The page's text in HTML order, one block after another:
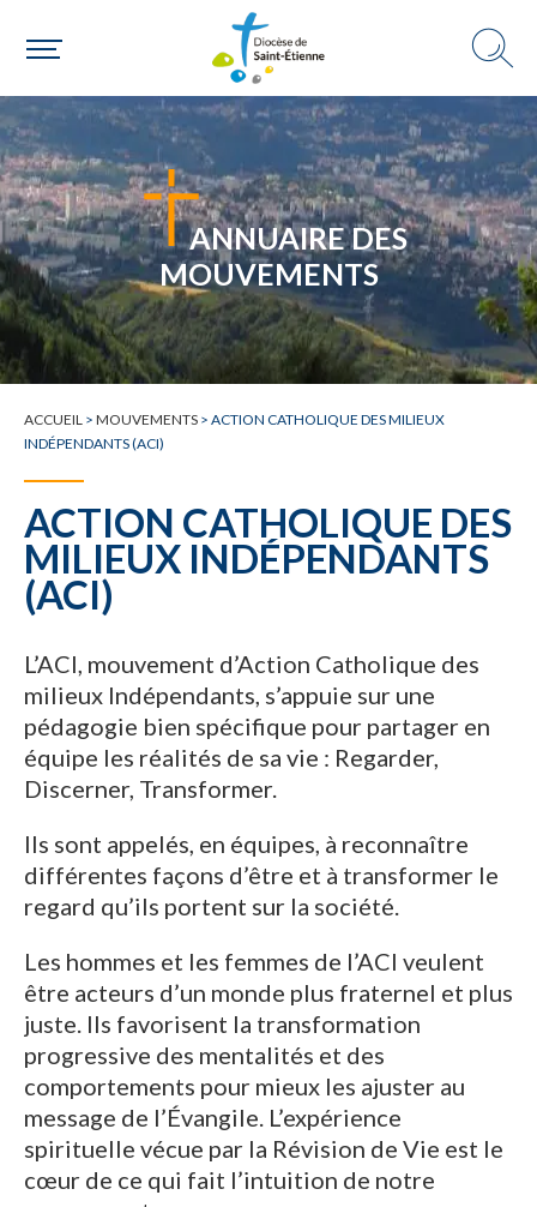
Un mouvement
Choisir ma paroisse par commune
Une commune
ANNUAIRE DES
MOUVEMENTS
ACCUEIL > MOUVEMENTS > ACTION CATHOLIQUE DES MILIEUX
INDÉPENDANTS (ACI)
ACTION CATHOLIQUE DES
MILIEUX INDÉPENDANTS
(ACI)
L’ACI, mouvement d’Action Catholique des
milieux Indépendants, s’appuie sur une
pédagogie bien spécifique pour partager en
équipe les réalités de sa vie : Regarder,
Discerner, Transformer.
Ils sont appelés, en équipes, à reconnaître
différentes façons d’être et à transformer le
regard qu’ils portent sur la société.
Les hommes et les femmes de l’ACI veulent
être acteurs d’un monde plus fraternel et plus
juste. Ils favorisent la transformation
progressive des mentalités et des
comportements pour mieux les ajuster au
message de l’Évangile. L’expérience
spirituelle vécue par la Révision de Vie est le
cœur de ce qui fait l’intuition de notre